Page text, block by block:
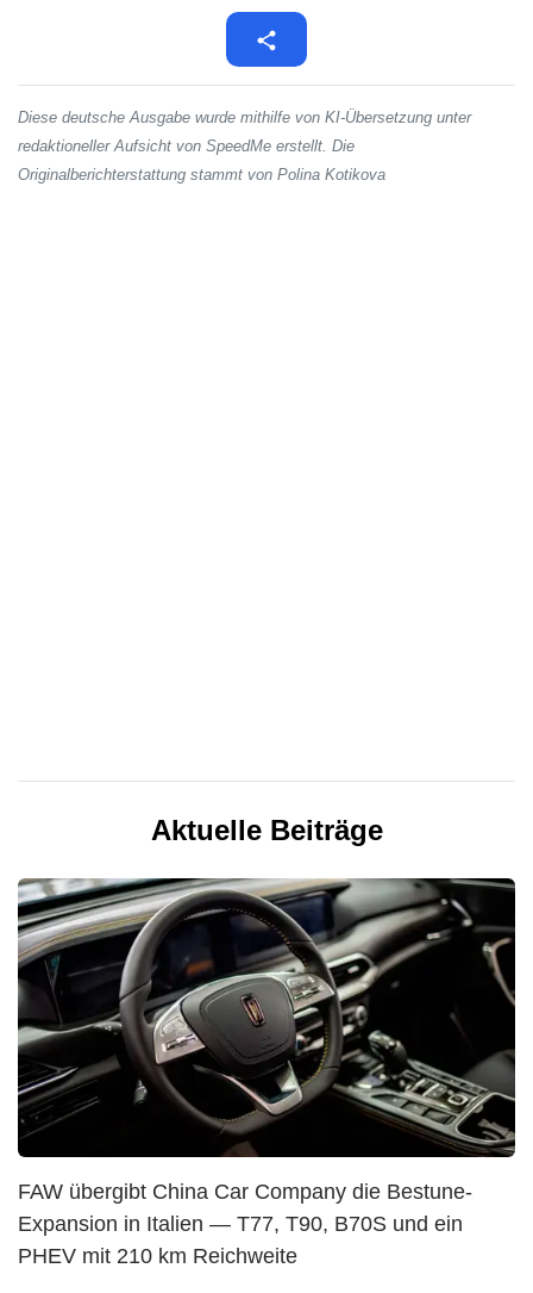
Diese deutsche Ausgabe wurde mithilfe von KI-Übersetzung unter
redaktioneller Aufsicht von SpeedMe erstellt. Die
Originalberichterstattung stammt von Polina Kotikova
Aktuelle Beiträge
FAW übergibt China Car Company die Bestune-
Expansion in Italien — T77, T90, B70S und ein
PHEV mit 210 km Reichweite